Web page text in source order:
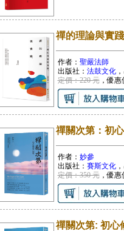
禪的理論與實踐
作者： 聖嚴法師
出版社： 法鼓文化
定價：220 元，優惠
禪關次第：初
作者： 妙參
出版社： 賽斯文化
定價：350 元，優惠
禪關次第: 初心